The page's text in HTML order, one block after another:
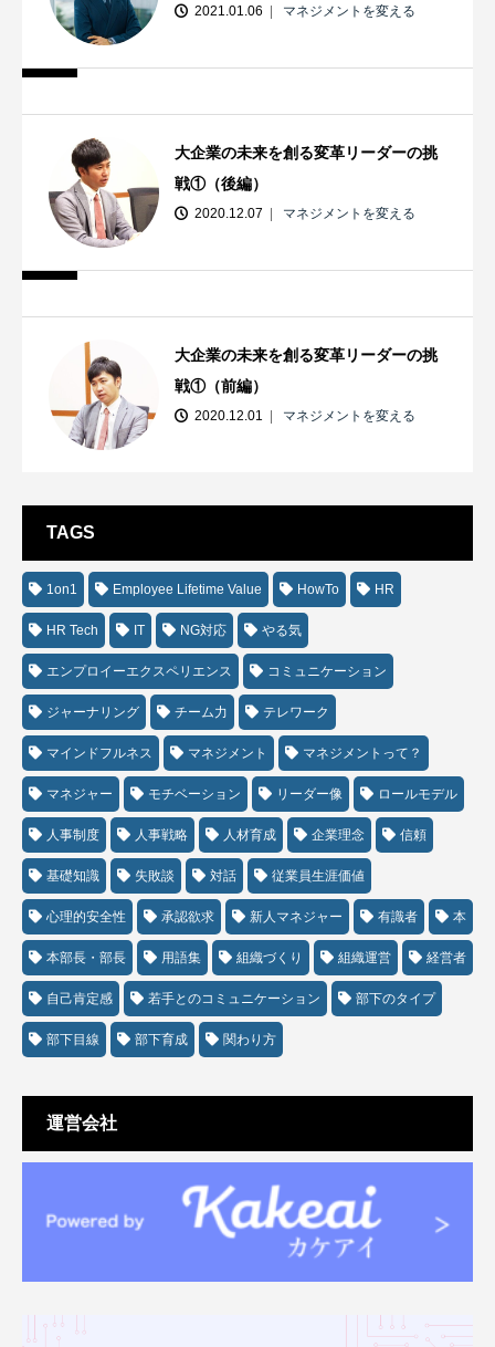
2021.01.06 マネジメントを変える
大企業の未来を創る変革リーダーの挑
戦①（後編）
2020.12.07 マネジメントを変える
大企業の未来を創る変革リーダーの挑
戦①（前編）
2020.12.01 マネジメントを変える
TAGS
1on1 Employee Lifetime Value HowTo HR
HR Tech IT NG対応 やる気
エンプロイーエクスペリエンス コミュニケーション
ジャーナリング チーム力 テレワーク
マインドフルネス マネジメント マネジメントって？
マネジャー モチベーション リーダー像 ロールモデル
人事制度 人事戦略 人材育成 企業理念 信頼
基礎知識 失敗談 対話 従業員生涯価値
心理的安全性 承認欲求 新人マネジャー 有識者 本
本部長・部長 用語集 組織づくり 組織運営 経営者
自己肯定感 若手とのコミュニケーション 部下のタイプ
部下目線 部下育成 関わり方
運営会社